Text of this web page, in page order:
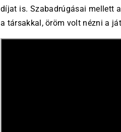
díjat is. Szabadrúgásai mellett
a társakkal, öröm volt nézni a